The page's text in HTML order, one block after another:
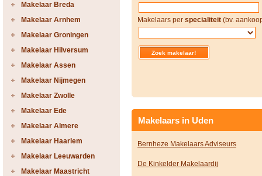
Makelaar Breda
Makelaar Arnhem
Makelaar Groningen
Makelaar Hilversum
Makelaar Assen
Makelaar Nijmegen
Makelaar Zwolle
Makelaar Ede
Makelaar Almere
Makelaar Haarlem
Makelaar Leeuwarden
Makelaar Maastricht
Makelaars per specialiteit (bv.
Makelaars in Uden
Bernheze Makelaars Adviseurs
De Kinkelder Makelaardij